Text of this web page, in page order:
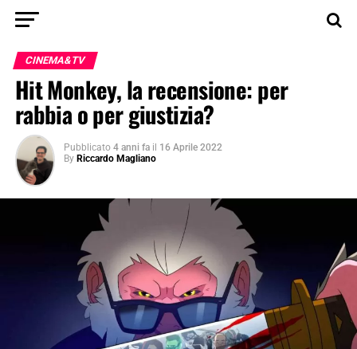
CINEMA&TV
Hit Monkey, la recensione: per
rabbia o per giustizia?
Pubblicato 4 anni fa il 16 Aprile 2022
By Riccardo Magliano